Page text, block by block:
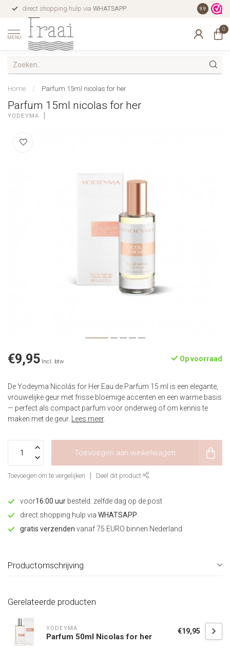
direct shopping hulp via WHATSAPP. gratis
9.9
MENU
0
Home / Parfum 15ml nicolas for her
Parfum 15ml nicolas for her
YODEYMA
€9,95 Incl. btw Op voorraad
De Yodeyma Nicolás for Her Eau de Parfum 15 ml is een elegante,
vrouwelijke geur met frisse bloemige accenten en een warme basis
— perfect als compact parfum voor onderweg of om kennis te
maken met de geur.
Lees meer.
Toevoegen aan winkelwagen
Toevoegen om te vergelijken Deel dit product
voor16:00 uur besteld. zelfde dag op de post
direct shopping hulp via WHATSAPP
gratis verzenden vanaf 75 EURO binnen Nederland
Productomschrijving
Gerelateerde producten
YODEYMA
Parfum 50ml Nicolas for her
€19,95